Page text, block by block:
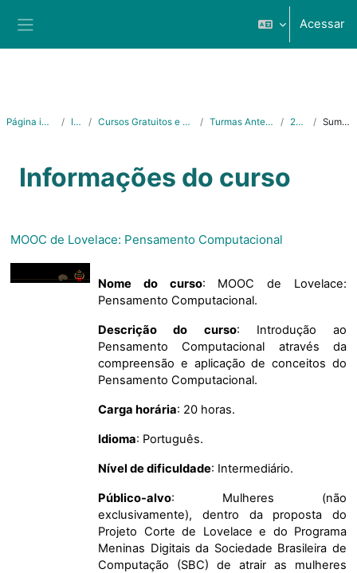
Acessar
Página inicial Ifes Cursos Gratuitos e Abertos Turmas Anteriores 2023 Sumário
Informações do curso
MOOC de Lovelace: Pensamento Computacional
Nome do curso: MOOC de Lovelace:
Pensamento Computacional.
Descrição do curso: Introdução ao
Pensamento Computacional através da
compreensão e aplicação de conceitos do
Pensamento Computacional.
Carga horária: 20 horas.
Idioma: Português.
Nível de dificuldade: Intermediário.
Público-alvo: Mulheres (não
exclusivamente), dentro da proposta do
Projeto Corte de Lovelace e do Programa
Meninas Digitais da Sociedade Brasileira de
Computação (SBC) de atrair as mulheres